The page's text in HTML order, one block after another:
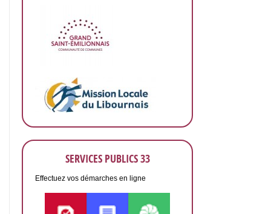
SERVICES PUBLICS 33
Effectuez vos démarches en ligne